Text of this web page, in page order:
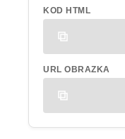
KOD HTML
URL OBRAZKA